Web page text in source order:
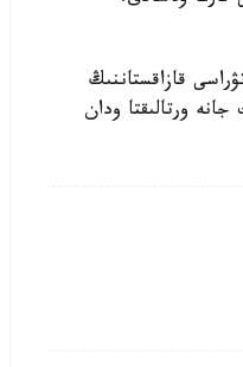
قازاقستاننىڭ
ورتالىقتا ودان